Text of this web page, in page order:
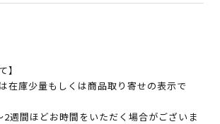
】
在庫少量もしくは商品取り寄せの表示で
週間ほどお時間をいただく場合がございま